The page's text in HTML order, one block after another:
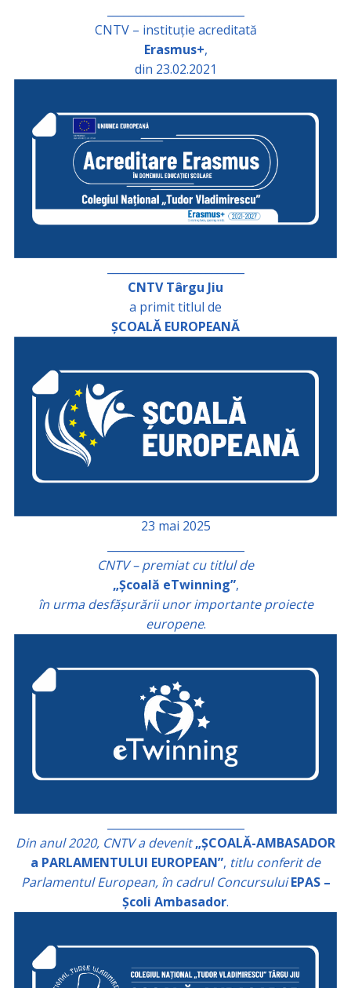
CNTV – instituție acreditată
Erasmus+,
din 23.02.2021
CNTV Târgu Jiu
a primit titlul de
ȘCOALĂ EUROPEANĂ
23 mai 2025
CNTV – premiat cu titlul de
„Școală eTwinning”,
în urma desfășurării unor importante proiecte
europene.
Din anul 2020, CNTV a devenit „ȘCOALĂ-AMBASADOR
a PARLAMENTULUI EUROPEAN”, titlu conferit de
Parlamentul European, în cadrul Concursului EPAS –
Școli Ambasador.